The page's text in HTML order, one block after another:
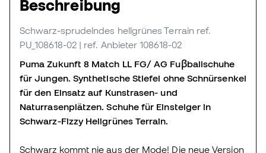
Beschreibung
Schwarz-sprudelndes hellgrünes Terrain ref.
PU_108618-02 | ref. Anbieter 108618-02
Puma Zukunft 8 Match LL FG/ AG Fuβballschuhe
für Jungen. Synthetische Stiefel ohne Schnürsenkel
für den Einsatz auf Kunstrasen- und
Naturrasenplätzen. Schuhe für Einsteiger in
Schwarz-Fizzy Hellgrünes Terrain.
Schwarz kommt nie aus der Mode! Die neue Version